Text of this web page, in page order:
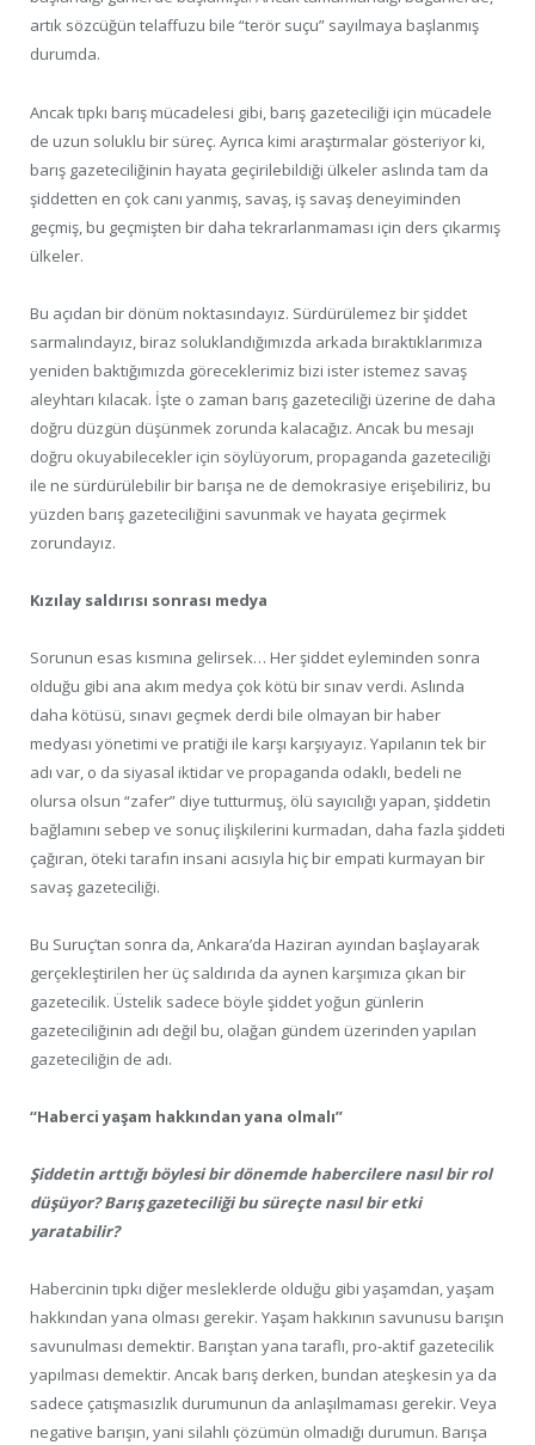
artık sözcüğün telaffuzu bile “terör suçu” sayılmaya başlanmış
durumda.
Ancak tıpkı barış mücadelesi gibi, barış gazeteciliği için mücadele
de uzun soluklu bir süreç. Ayrıca kimi araştırmalar gösteriyor ki,
barış gazeteciliğinin hayata geçirilebildiği ülkeler aslında tam da
şiddetten en çok canı yanmış, savaş, iş savaş deneyiminden
geçmiş, bu geçmişten bir daha tekrarlanmaması için ders çıkarmış
ülkeler.
Bu açıdan bir dönüm noktasındayız. Sürdürülemez bir şiddet
sarmalındayız, biraz soluklandığımızda arkada bıraktıklarımıza
yeniden baktığımızda göreceklerimiz bizi ister istemez savaş
aleyhtarı kılacak. İşte o zaman barış gazeteciliği üzerine de daha
doğru düzgün düşünmek zorunda kalacağız. Ancak bu mesajı
doğru okuyabilecekler için söylüyorum, propaganda gazeteciliği
ile ne sürdürülebilir bir barışa ne de demokrasiye erişebiliriz, bu
yüzden barış gazeteciliğini savunmak ve hayata geçirmek
zorundayız.
Kızılay saldırısı sonrası medya
Sorunun esas kısmına gelirsek… Her şiddet eyleminden sonra
olduğu gibi ana akım medya çok kötü bir sınav verdi. Aslında
daha kötüsü, sınavı geçmek derdi bile olmayan bir haber
medyası yönetimi ve pratiği ile karşı karşıyayız. Yapılanın tek bir
adı var, o da siyasal iktidar ve propaganda odaklı, bedeli ne
olursa olsun “zafer” diye tutturmuş, ölü sayıcılığı yapan, şiddetin
bağlamını sebep ve sonuç ilişkilerini kurmadan, daha fazla şiddeti
çağıran, öteki tarafın insani acısıyla hiç bir empati kurmayan bir
savaş gazeteciliği.
Bu Suruç’tan sonra da, Ankara’da Haziran ayından başlayarak
gerçekleştirilen her üç saldırıda da aynen karşımıza çıkan bir
gazetecilik. Üstelik sadece böyle şiddet yoğun günlerin
gazeteciliğinin adı değil bu, olağan gündem üzerinden yapılan
gazeteciliğin de adı.
“Haberci yaşam hakkından yana olmalı”
Şiddetin arttığı böylesi bir dönemde habercilere nasıl bir rol
düşüyor? Barış gazeteciliği bu süreçte nasıl bir etki
yaratabilir?
Habercinin tıpkı diğer mesleklerde olduğu gibi yaşamdan, yaşam
hakkından yana olması gerekir. Yaşam hakkının savunusu barışın
savunulması demektir. Barıştan yana taraflı, pro-aktif gazetecilik
yapılması demektir. Ancak barış derken, bundan ateşkesin ya da
sadece çatışmasızlık durumunun da anlaşılmaması gerekir. Veya
negative barışın, yani silahlı çözümün olmadığı durumun. Barışa